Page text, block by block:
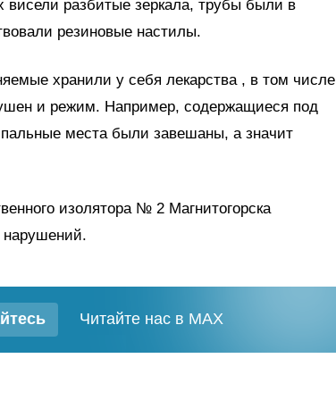
висели разбитые зеркала, трубы были в
резиновые настилы.
хранили у себя лекарства , в том числе
и режим. Например, содержащиеся под
места были завешаны, а значит
изолятора № 2 Магнитогорска
нарушений.
Читайте нас в MAX